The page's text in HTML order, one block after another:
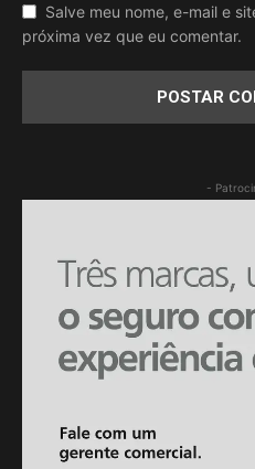
Salve meu nome, e-mail e
próxima vez que eu comentar.
-